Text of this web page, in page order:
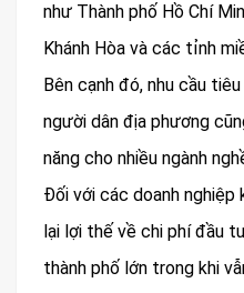
như Thành phố Hồ Chí
Khánh Hòa và các tỉnh
Bên cạnh đó, nhu cầu
người dân địa phương
năng cho nhiều ngành
Đối với các doanh nghiệp
lại lợi thế về chi phí đầu
thành phố lớn trong khi